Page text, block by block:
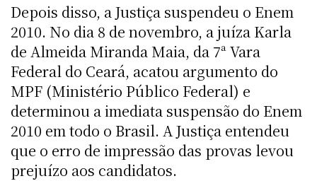
Depois disso, a Justiça suspendeu o Enem
2010. No dia 8 de novembro, a juíza Karla
de Almeida Miranda Maia, da 7ª Vara
Federal do Ceará, acatou argumento do
MPF (Ministério Público Federal) e
determinou a imediata suspensão do Enem
2010 em todo o Brasil. A Justiça entendeu
que o erro de impressão das provas levou
prejuízo aos candidatos.